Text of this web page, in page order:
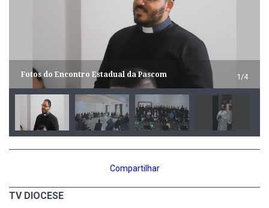
Fotos do Encontro Estadual da Pascom 1/4
Compartilhar
TV DIOCESE